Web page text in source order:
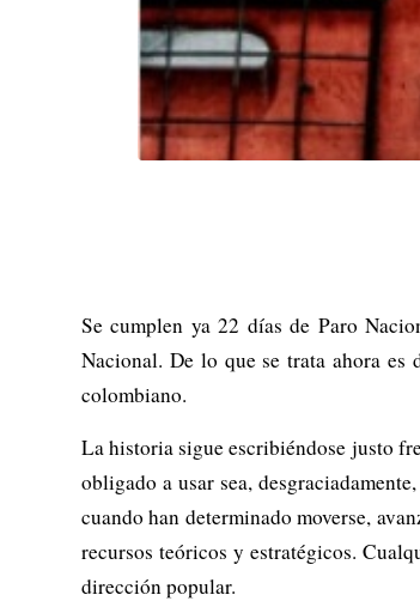
Se cumplen ya 22 días de Paro
Nacional. De lo que se trata ahora es
colombiano.
La historia sigue escribiéndose justo
obligado a usar sea,
cuando han determinado moverse,
recursos teóricos y estratégicos.
dirección popular.